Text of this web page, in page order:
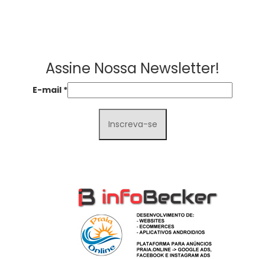
Assine Nossa Newsletter!
E-mail *